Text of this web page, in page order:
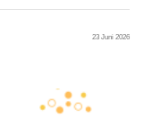
23 Juni 2026